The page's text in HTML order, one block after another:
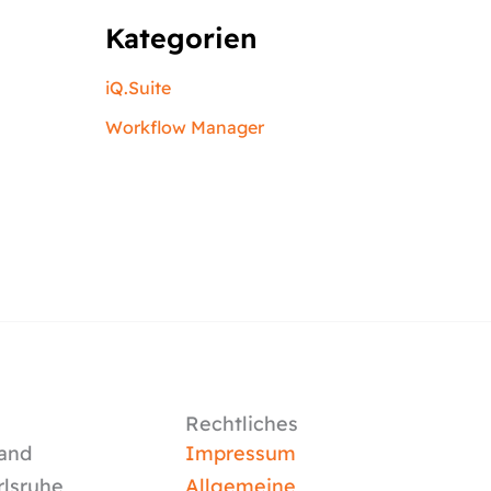
Kategorien
iQ.Suite
Workflow Manager
Rechtliches
Impressum